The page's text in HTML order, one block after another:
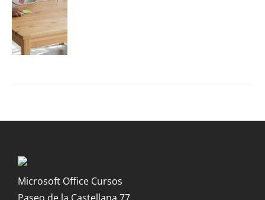
Microsoft Office Cursos